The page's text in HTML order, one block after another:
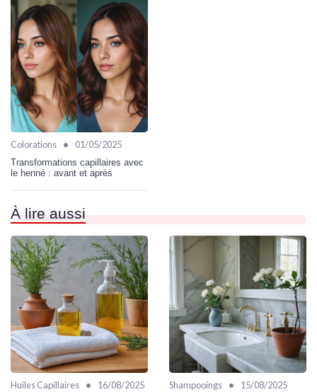
Colorations • 01/05/2025
Transformations capillaires avec
le henné : avant et après
À lire aussi
Huiles Capillaires • 16/08/2025 Shampooings • 15/08/2025